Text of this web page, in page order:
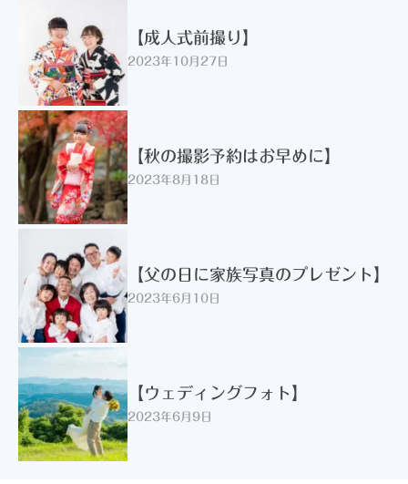
【成人式前撮り】
2023年10月27日
【秋の撮影予約はお早めに】
2023年8月18日
【父の日に家族写真のプレゼント】
2023年6月10日
【ウェディングフォト】
2023年6月9日